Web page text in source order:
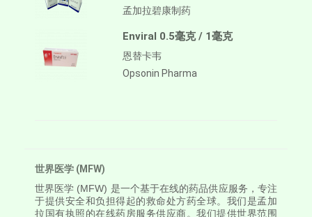
孟加拉碧康制药
Enviral 0.5毫克 / 1毫克
恩替卡韦
Opsonin Pharma
世界医学 (MFW)
世界医学 (MFW) 是一个基于在线的药品供应服务，专注
于提供安全和负担得起的救命处方药全球。我们是孟加
拉国有执照的在线药房服务供应商。我们提供世界范围